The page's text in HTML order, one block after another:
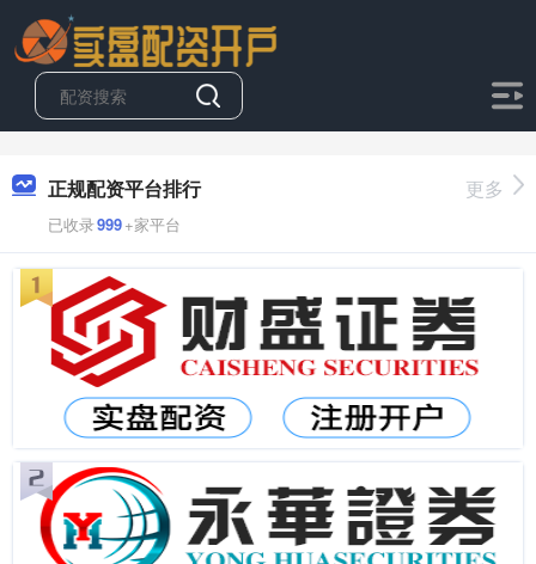
正规配资平台排行
已收录999+家平台
更多